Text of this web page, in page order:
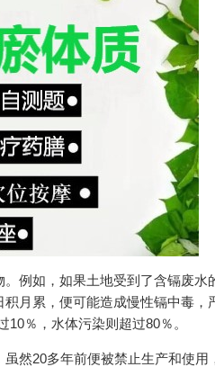
例如，如果土地受到了含镉废水
月累，便可能造成慢性镉中毒，
％，水体污染则超过80％。
然20多年前便被禁止生产和使用